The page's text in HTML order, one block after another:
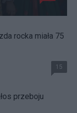
rocka miała 75
15
przeboju